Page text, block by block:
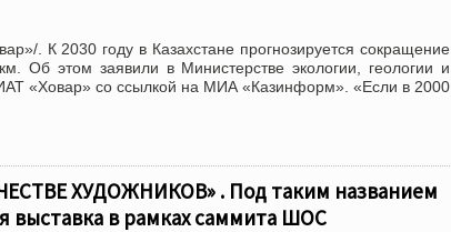
. К 2030 году в Казахстане прогнозируется сокращение
Об этом заявили в Министерстве экологии, геологии и
«Ховар» со ссылкой на МИА «Казинформ». «Если в 2000
ХУДОЖНИКОВ» . Под таким названием
выставка в рамках саммита ШОС